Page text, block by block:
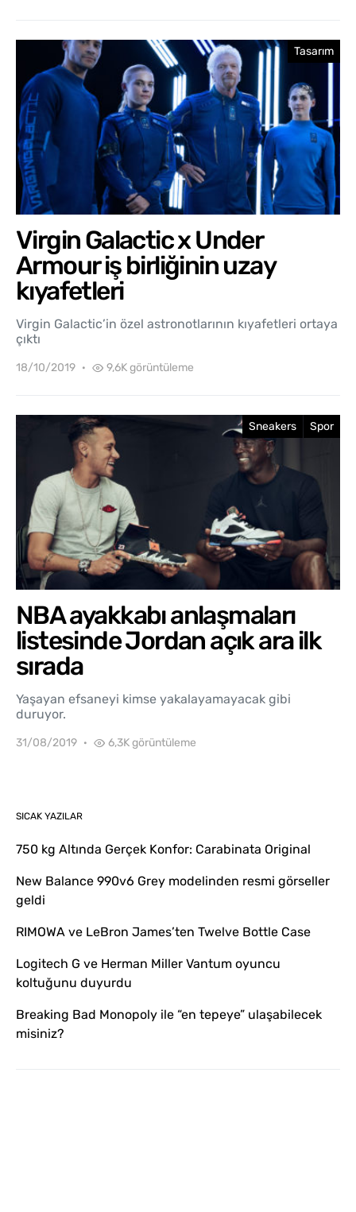
Tasarım
Virgin Galactic x Under
Armour iş birliğinin uzay
kıyafetleri
Virgin Galactic’in özel astronotlarının kıyafetleri ortaya
çıktı
18/10/2019 9,6K görüntüleme
Sneakers Spor
NBA ayakkabı anlaşmaları
listesinde Jordan açık ara ilk
sırada
Yaşayan efsaneyi kimse yakalayamayacak gibi
duruyor.
31/08/2019 6,3K görüntüleme
SICAK YAZILAR
750 kg Altında Gerçek Konfor: Carabinata Original
New Balance 990v6 Grey modelinden resmi görseller
geldi
RIMOWA ve LeBron James’ten Twelve Bottle Case
Logitech G ve Herman Miller Vantum oyuncu
koltuğunu duyurdu
Breaking Bad Monopoly ile “en tepeye” ulaşabilecek
misiniz?